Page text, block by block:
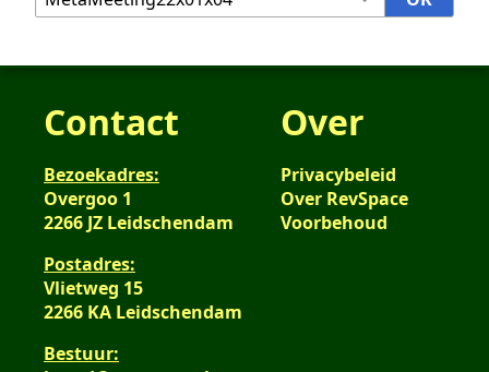
Contact
Bezoekadres:
Overgoo 1
2266 JZ Leidschendam
Postadres:
Vlietweg 15
2266 KA Leidschendam
Bestuur:
Over
Privacybeleid
Over RevSpace
Voorbehoud